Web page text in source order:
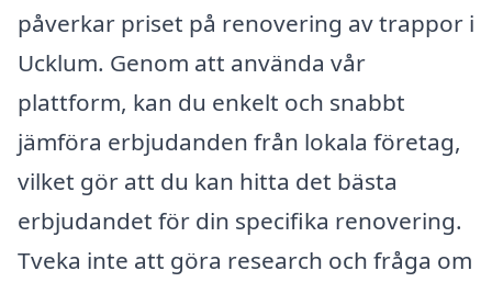
påverkar priset på renovering av trappor i
Ucklum. Genom att använda vår
plattform, kan du enkelt och snabbt
jämföra erbjudanden från lokala företag,
vilket gör att du kan hitta det bästa
erbjudandet för din specifika renovering.
Tveka inte att göra research och fråga om